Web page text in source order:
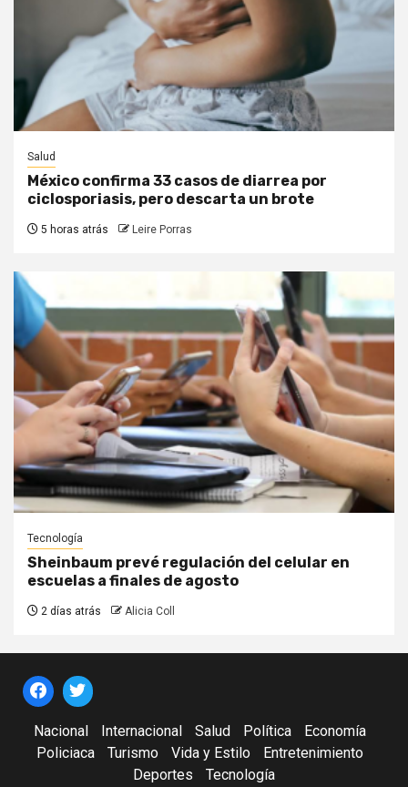
Salud
México confirma 33 casos de diarrea por
ciclosporiasis, pero descarta un brote
5 horas atrás Leire Porras
Tecnología
Sheinbaum prevé regulación del celular en
escuelas a finales de agosto
2 días atrás Alicia Coll
Nacional Internacional Salud Política
Economía
Policiaca
Turismo Vida y Estilo
Entretenimiento
Deportes
Tecnología